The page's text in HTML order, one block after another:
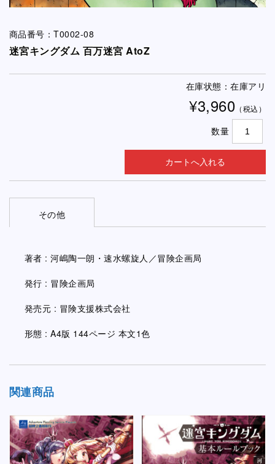
商品番号：T0002-08
迷宮キングダム 百万迷宮 AtoZ
在庫状態：在庫アリ
¥3,960 （税込）
数量
その他
著者 : 河嶋陶一朗・速水螺旋人／冒険企画局
発行 : 冒険企画局
発売元 : 冒険支援株式会社
形態 : A4版 144ページ 本文1色
関連商品